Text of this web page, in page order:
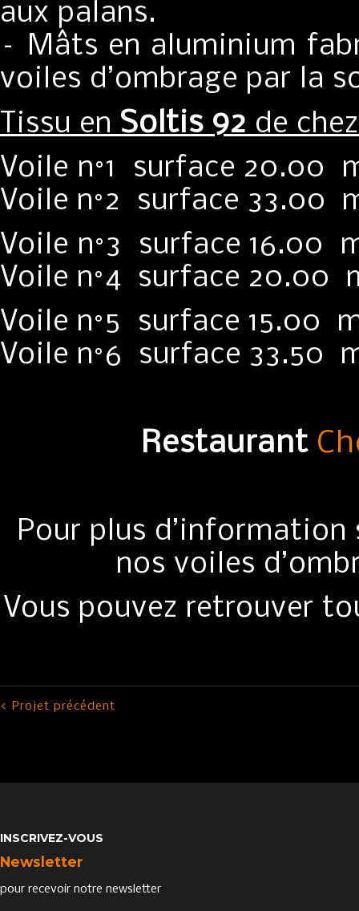
aux palans.
– Mâts en aluminium
voiles d’ombrage par la
Tissu en Soltis 92 de
Voile n°1 surface
Voile n°2 surface 33.00
Voile n°3 surface
Voile n°4 surface 20.00
Voile n°5 surface
Voile n°6 surface 33.50
Restaurant
Pour plus d’information
nos voiles
Vous pouvez retrouver
< Projet précédent
INSCRIVEZ-VOUS
Newsletter
pour recevoir notre newsletter